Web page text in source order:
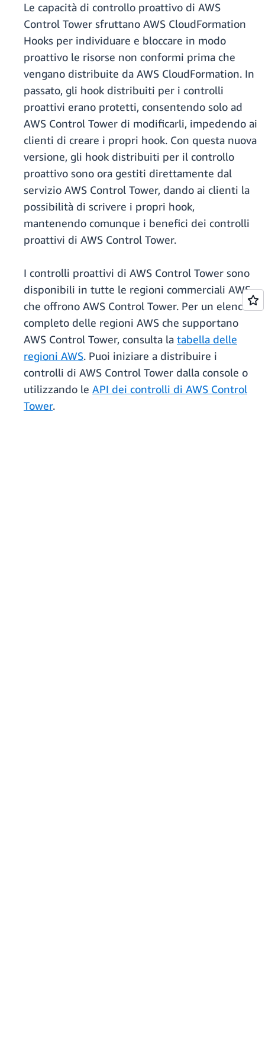
Le capacità di controllo proattivo di AWS
Control Tower sfruttano AWS CloudFormation
Hooks per individuare e bloccare in modo
proattivo le risorse non conformi prima che
vengano distribuite da AWS CloudFormation. In
passato, gli hook distribuiti per i controlli
proattivi erano protetti, consentendo solo ad
AWS Control Tower di modificarli, impedendo ai
clienti di creare i propri hook. Con questa nuova
versione, gli hook distribuiti per il controllo
proattivo sono ora gestiti direttamente dal
servizio AWS Control Tower, dando ai clienti la
possibilità di scrivere i propri hook,
mantenendo comunque i benefici dei controlli
proattivi di AWS Control Tower.
I controlli proattivi di AWS Control Tower sono
disponibili in tutte le regioni commerciali AWS
che offrono AWS Control Tower. Per un elenco
completo delle regioni AWS che supportano
AWS Control Tower, consulta la tabella delle
regioni AWS. Puoi iniziare a distribuire i
controlli di AWS Control Tower dalla console o
utilizzando le API dei controlli di AWS Control
Tower.